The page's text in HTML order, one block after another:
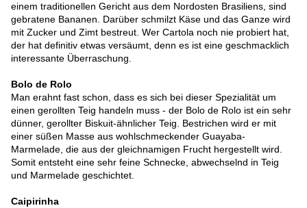
einem traditionellen Gericht aus dem Nordosten Brasiliens, sind
gebratene Bananen. Darüber schmilzt Käse und das Ganze wird
mit Zucker und Zimt bestreut. Wer Cartola noch nie probiert hat,
der hat definitiv etwas versäumt, denn es ist eine geschmacklich
interessante Überraschung.
Bolo de Rolo
Man erahnt fast schon, dass es sich bei dieser Spezialität um
einen gerollten Teig handeln muss - der Bolo de Rolo ist ein sehr
dünner, gerollter Biskuit-ähnlicher Teig. Bestrichen wird er mit
einer süßen Masse aus wohlschmeckender Guayaba-
Marmelade, die aus der gleichnamigen Frucht hergestellt wird.
Somit entsteht eine sehr feine Schnecke, abwechselnd in Teig
und Marmelade geschichtet.
Caipirinha